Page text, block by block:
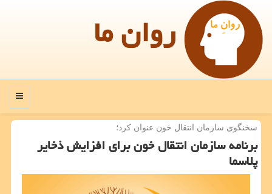
روان ما
منو
سخنگوی سازمان انتقال خون عنوان كرد؛
برنامه سازمان انتقال خون برای افزایش ذخایر
پلاسما